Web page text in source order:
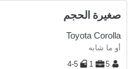
صغيرة الحجم
Toyota Corolla
أو ما شابه
5
1
4-5